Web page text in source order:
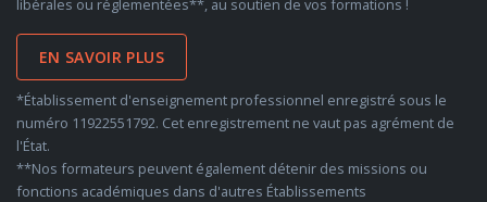
libérales ou réglementées**, au soutien de vos formations !
EN SAVOIR PLUS
*Établissement d'enseignement professionnel enregistré sous le
numéro 11922551792. Cet enregistrement ne vaut pas agrément de
l'État.
**Nos formateurs peuvent également détenir des missions ou
fonctions académiques dans d'autres Établissements